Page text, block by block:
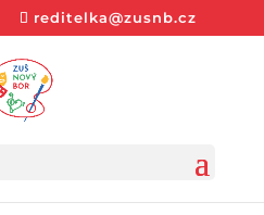
reditelka@zusnb.cz